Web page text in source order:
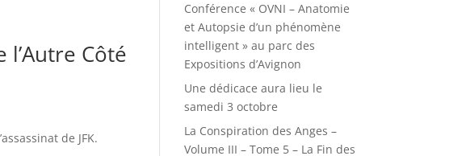
l’Autre Côté
de JFK.
Conférence « OVNI – Anatomie
et Autopsie d’un phénomène
intelligent » au parc des
Expositions d’Avignon
Une dédicace aura lieu le
samedi 3 octobre
La Conspiration des Anges –
Volume III – Tome 5 – La Fin des